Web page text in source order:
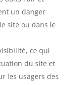
un danger
site ou dans le
ce qui
du site et
les usagers des